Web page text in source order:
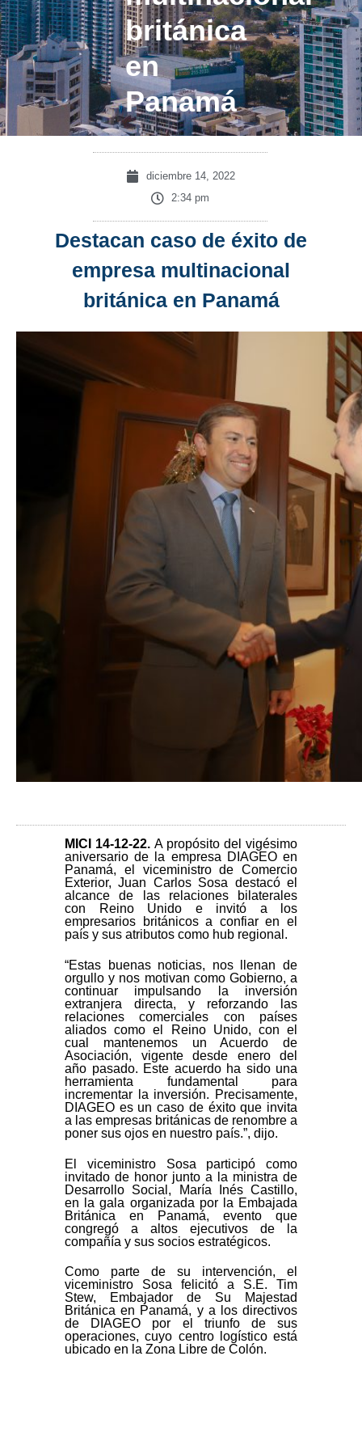
británica
en
Panamá
diciembre 14, 2022
2:34 pm
Destacan caso de éxito de
empresa multinacional
británica en Panamá
MICI 14-12-22. A propósito del vigésimo
aniversario de la empresa DIAGEO en
Panamá, el viceministro de Comercio
Exterior, Juan Carlos Sosa destacó el
alcance de las relaciones bilaterales
con Reino Unido e invitó a los
empresarios británicos a confiar en el
país y sus atributos como hub regional.
“Estas buenas noticias, nos llenan de
orgullo y nos motivan como Gobierno, a
continuar impulsando la inversión
extranjera directa, y reforzando las
relaciones comerciales con países
aliados como el Reino Unido, con el
cual mantenemos un Acuerdo de
Asociación, vigente desde enero del
año pasado. Este acuerdo ha sido una
herramienta fundamental para
incrementar la inversión. Precisamente,
DIAGEO es un caso de éxito que invita
a las empresas británicas de renombre a
poner sus ojos en nuestro país.”, dijo.
El viceministro Sosa participó como
invitado de honor junto a la ministra de
Desarrollo Social, María Inés Castillo,
en la gala organizada por la Embajada
Británica en Panamá, evento que
congregó a altos ejecutivos de la
compañía y sus socios estratégicos.
Como parte de su intervención, el
viceministro Sosa felicitó a S.E. Tim
Stew, Embajador de Su Majestad
Británica en Panamá, y a los directivos
de DIAGEO por el triunfo de sus
operaciones, cuyo centro logístico está
ubicado en la Zona Libre de Colón.